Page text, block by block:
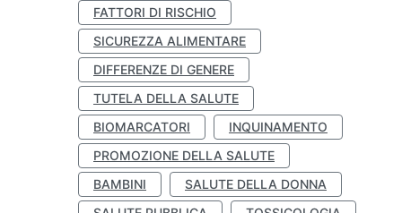
FATTORI DI RISCHIO
SICUREZZA ALIMENTARE
DIFFERENZE DI GENERE
TUTELA DELLA SALUTE
BIOMARCATORI
INQUINAMENTO
PROMOZIONE DELLA SALUTE
BAMBINI
SALUTE DELLA DONNA